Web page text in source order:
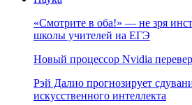
«Смотрите в оба!» — не зря
школы учителей на ЕГЭ
Новый процессор Nvidia
Рэй Далио прогнозирует
искусственного интеллекта